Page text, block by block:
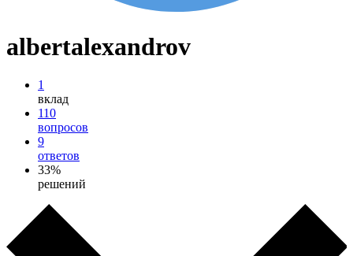
albertalexandrov
1
вклад
110
вопросов
9
ответов
33%
решений